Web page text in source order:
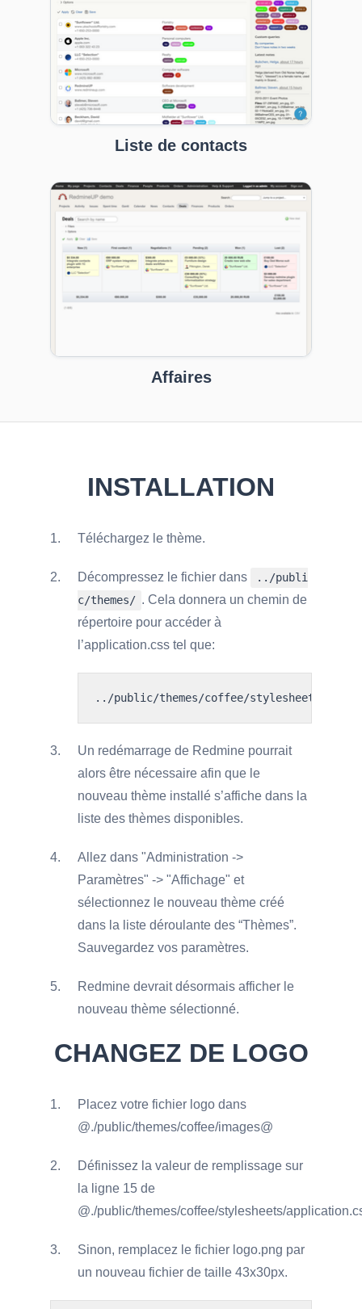
Liste de contacts
Affaires
INSTALLATION
Téléchargez le thème.
Décompressez le fichier dans
../publi
c/themes/ . Cela donnera un chemin de
répertoire pour accéder à
l’application.css tel que:
../public/themes/coffee/stylesheets/
Un redémarrage de Redmine pourrait
alors être nécessaire afin que le
nouveau thème installé s’affiche dans la
liste des thèmes disponibles.
Allez dans "Administration ->
Paramètres" -> "Affichage" et
sélectionnez le nouveau thème créé
dans la liste déroulante des “Thèmes”.
Sauvegardez vos paramètres.
Redmine devrait désormais afficher le
nouveau thème sélectionné.
CHANGEZ DE LOGO
Placez votre fichier logo dans
@./public/themes/coffee/images@
Définissez la valeur de remplissage sur
la ligne 15 de
@./public/themes/coffee/stylesheets/
Sinon, remplacez le fichier logo.png par
un nouveau fichier de taille 43x30px.